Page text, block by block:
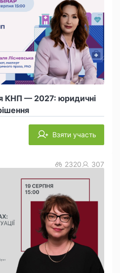
КНП — 2027: юридичні
Взяти участь
2320 307